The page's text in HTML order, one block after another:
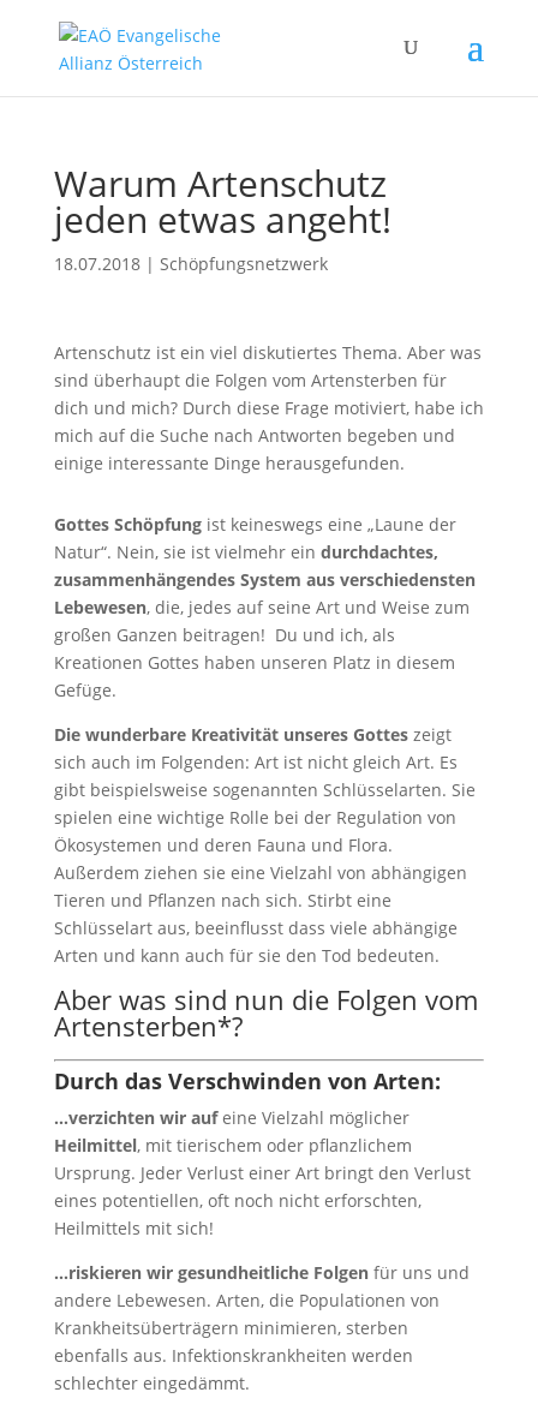
Warum Artenschutz
jeden etwas angeht!
18.07.2018| Schöpfungsnetzwerk
Artenschutz ist ein viel diskutiertes Thema. Aber was
sind überhaupt die Folgen vom Artensterben für
dich und mich? Durch diese Frage motiviert, habe ich
mich auf die Suche nach Antworten begeben und
einige interessante Dinge herausgefunden.
Gottes Schöpfungist keineswegs eine „Laune der
Natur“. Nein, sie ist vielmehr ein durchdachtes,
zusammenhängendes System aus verschiedensten
Lebewesen, die, jedes auf seine Art und Weise zum
großen Ganzen beitragen! Du und ich, als
Kreationen Gottes haben unseren Platz in diesem
Gefüge.
Die wunderbare Kreativität unseres Gotteszeigt
sich auch im Folgenden: Art ist nicht gleich Art. Es
gibt beispielsweise sogenannten Schlüsselarten. Sie
spielen eine wichtige Rolle bei der Regulation von
Ökosystemen und deren Fauna und Flora.
Außerdem ziehen sie eine Vielzahl von abhängigen
Tieren und Pflanzen nach sich. Stirbt eine
Schlüsselart aus, beeinflusst dass viele abhängige
Arten und kann auch für sie den Tod bedeuten.
Aber was sind nun die Folgen vom
Artensterben*?
Durch das Verschwinden von Arten:
…verzichten wir aufeine Vielzahl möglicher
Heilmittel, mit tierischem oder pflanzlichem
Ursprung. Jeder Verlust einer Art bringt den Verlust
eines potentiellen, oft noch nicht erforschten,
Heilmittels mit sich!
…riskieren wir gesundheitliche Folgenfür uns und
andere Lebewesen. Arten, die Populationen von
Krankheitsüberträgern minimieren, sterben
ebenfalls aus. Infektionskrankheiten werden
schlechter eingedämmt.